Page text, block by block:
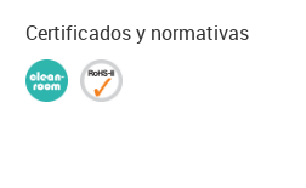
Certificados y normativas